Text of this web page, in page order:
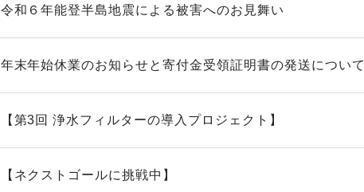
令和６年能登半島地震による被害へのお見舞い
年末年始休業のお知らせと寄付金受領証明書の発送について
【第3回 浄水フィルターの導入プロジェクト】
【ネクストゴールに挑戦中】